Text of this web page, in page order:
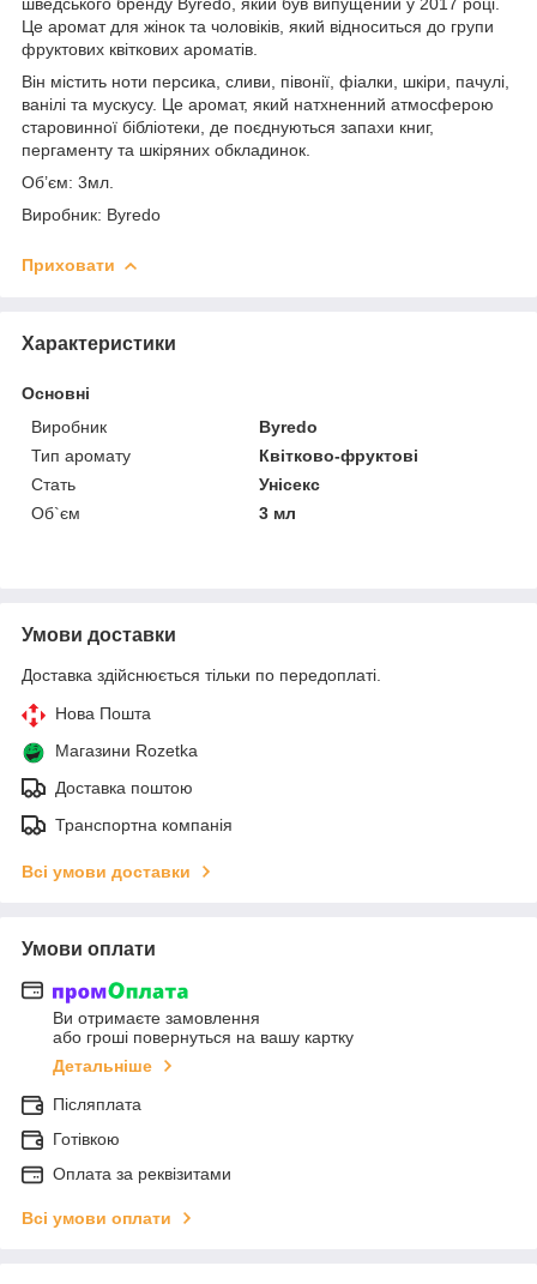
Це аромат для жінок та чоловіків, який відноситься до групи
фруктових квіткових ароматів.
Він містить ноти персика, сливи, півонії, фіалки, шкіри, пачулі,
ванілі та мускусу. Це аромат, який натхненний атмосферою
старовинної бібліотеки, де поєднуються запахи книг,
пергаменту та шкіряних обкладинок.
Об’єм: 3мл.
Виробник: Byredo
Приховати
Характеристики
Основні
Виробник
Byredo
Тип аромату
Квітково-фруктові
Стать
Унісекс
Об`єм
3 мл
Умови доставки
Доставка здійснюється тільки по передоплаті.
Нова Пошта
Магазини Rozetka
Доставка поштою
Транспортна компанія
Всі умови доставки
Умови оплати
Ви отримаєте замовлення
або гроші повернуться на вашу картку
Детальніше
Післяплата
Готівкою
Оплата за реквізитами
Всі умови оплати